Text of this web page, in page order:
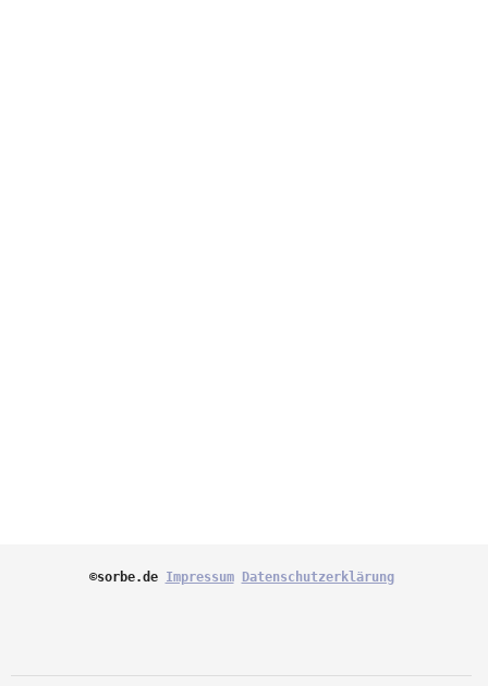
©sorbe.de Impressum Datenschutzerklärung